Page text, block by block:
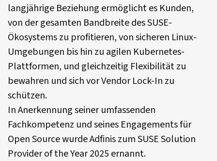
langjährige Beziehung ermöglicht es Kunden,
von der gesamten Bandbreite des SUSE-
Ökosystems zu profitieren, von sicheren Linux-
Umgebungen bis hin zu agilen Kubernetes-
Plattformen, und gleichzeitig Flexibilität zu
bewahren und sich vor Vendor Lock-In zu
schützen.
In Anerkennung seiner umfassenden
Fachkompetenz und seines Engagements für
Open Source wurde Adfinis zum SUSE Solution
Provider of the Year 2025 ernannt.